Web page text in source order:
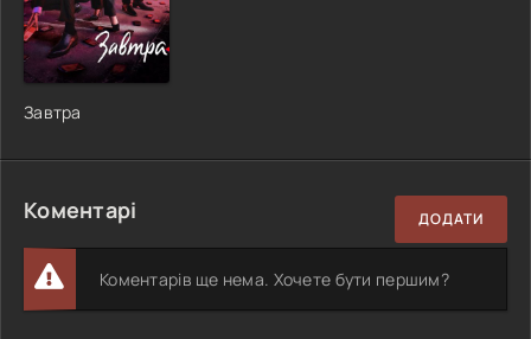
Завтра
Коментарі ДОДАТИ
Коментарів ще нема. Хочете бути першим?